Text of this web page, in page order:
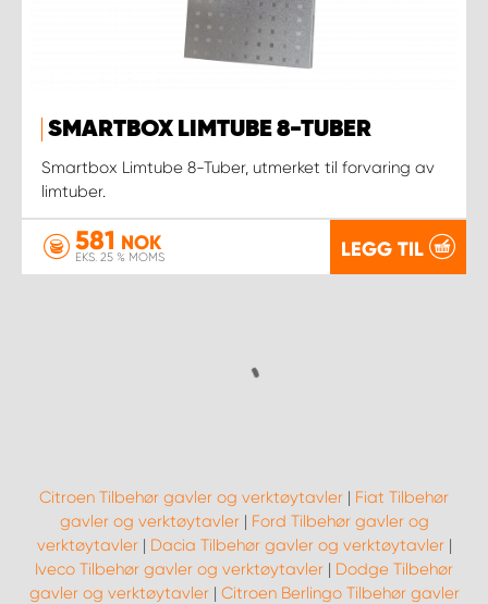
SMARTBOX LIMTUBE 8-TUBER
Smartbox Limtube 8-Tuber, utmerket til forvaring av
limtuber.
581 NOK
EKS. 25 % MOMS LEGG TIL
Citroen Tilbehør gavler og verktøytavler | Fiat Tilbehør
gavler og verktøytavler| Ford Tilbehør gavler og
verktøytavler| Dacia Tilbehør gavler og verktøytavler|
Iveco Tilbehør gavler og verktøytavler | Dodge Tilbehør
gavler og verktøytavler| Citroen Berlingo Tilbehør gavler